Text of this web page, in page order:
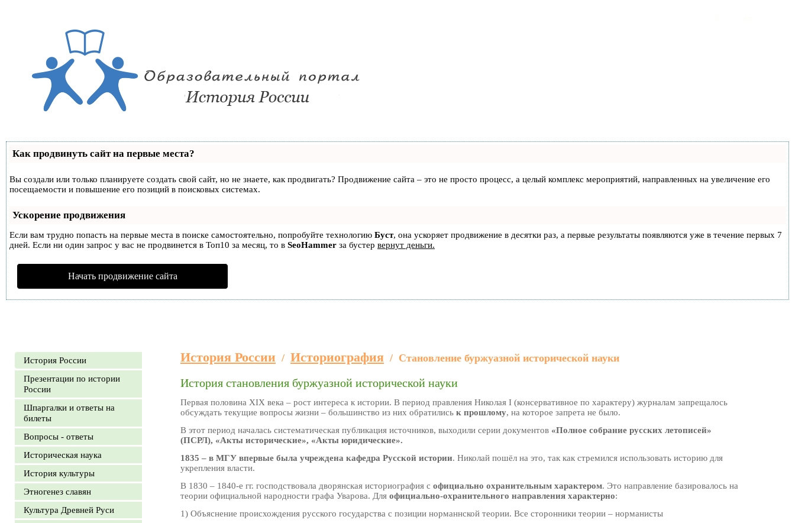
Как продвинуть сайт на первые места?
Вы создали или только планируете создать свой сайт, но не знаете, как продвигать? Продвижение сайта – это не просто процесс, а целый комплекс мероприятий, направленных на увеличение его
посещаемости и повышение его позиций в поисковых системах.
Ускорение продвижения
Если вам трудно попасть на первые места в поиске самостоятельно, попробуйте технологию Буст, она ускоряет продвижение в десятки раз, а первые результаты появляются уже в течение первых 7
дней. Если ни один запрос у вас не продвинется в Топ10 за месяц, то в SeoHammer за бустер вернут деньги.
Начать продвижение сайта
История России
Презентации по истории
России
Шпаргалки и ответы на
билеты
Вопросы - ответы
Историческая наука
История культуры
Этногенез славян
Культура Древней Руси
История России / Историография / Становление буржуазной исторической науки
История становления буржуазной исторической науки
Первая половина XIX века – рост интереса к истории. В период правления Николая I (консервативное по характеру) журналам запрещалось
обсуждать текущие вопросы жизни – большинство из них обратились к прошлому, на которое запрета не было.
В этот период началась систематическая публикация источников, выходили серии документов «Полное собрание русских летописей»
(ПСРЛ), «Акты исторические», «Акты юридические».
1835 – в МГУ впервые была учреждена кафедра Русской истории. Николай пошёл на это, так как стремился использовать историю для
укрепления власти.
В 1830 – 1840-е гг. господствовала дворянская историография с официально охранительным характером. Это направление базировалось на
теории официальной народности графа Уварова. Для официально-охранительного направления характерно:
1) Объяснение происхождения русского государства с позиции норманнской теории. Все сторонники теории – норманисты